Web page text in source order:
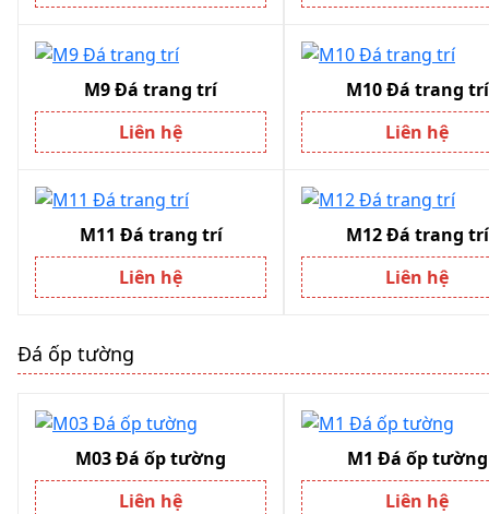
M9 Đá trang trí
Liên hệ
M10 Đá trang trí
Liên hệ
M11 Đá trang trí
Liên hệ
M12 Đá trang trí
Liên hệ
Đá ốp tường
M03 Đá ốp tường
Liên hệ
M1 Đá ốp tường
Liên hệ